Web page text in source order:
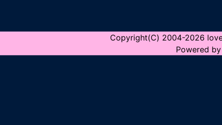
Copyright(C) 2004-2026
Powered